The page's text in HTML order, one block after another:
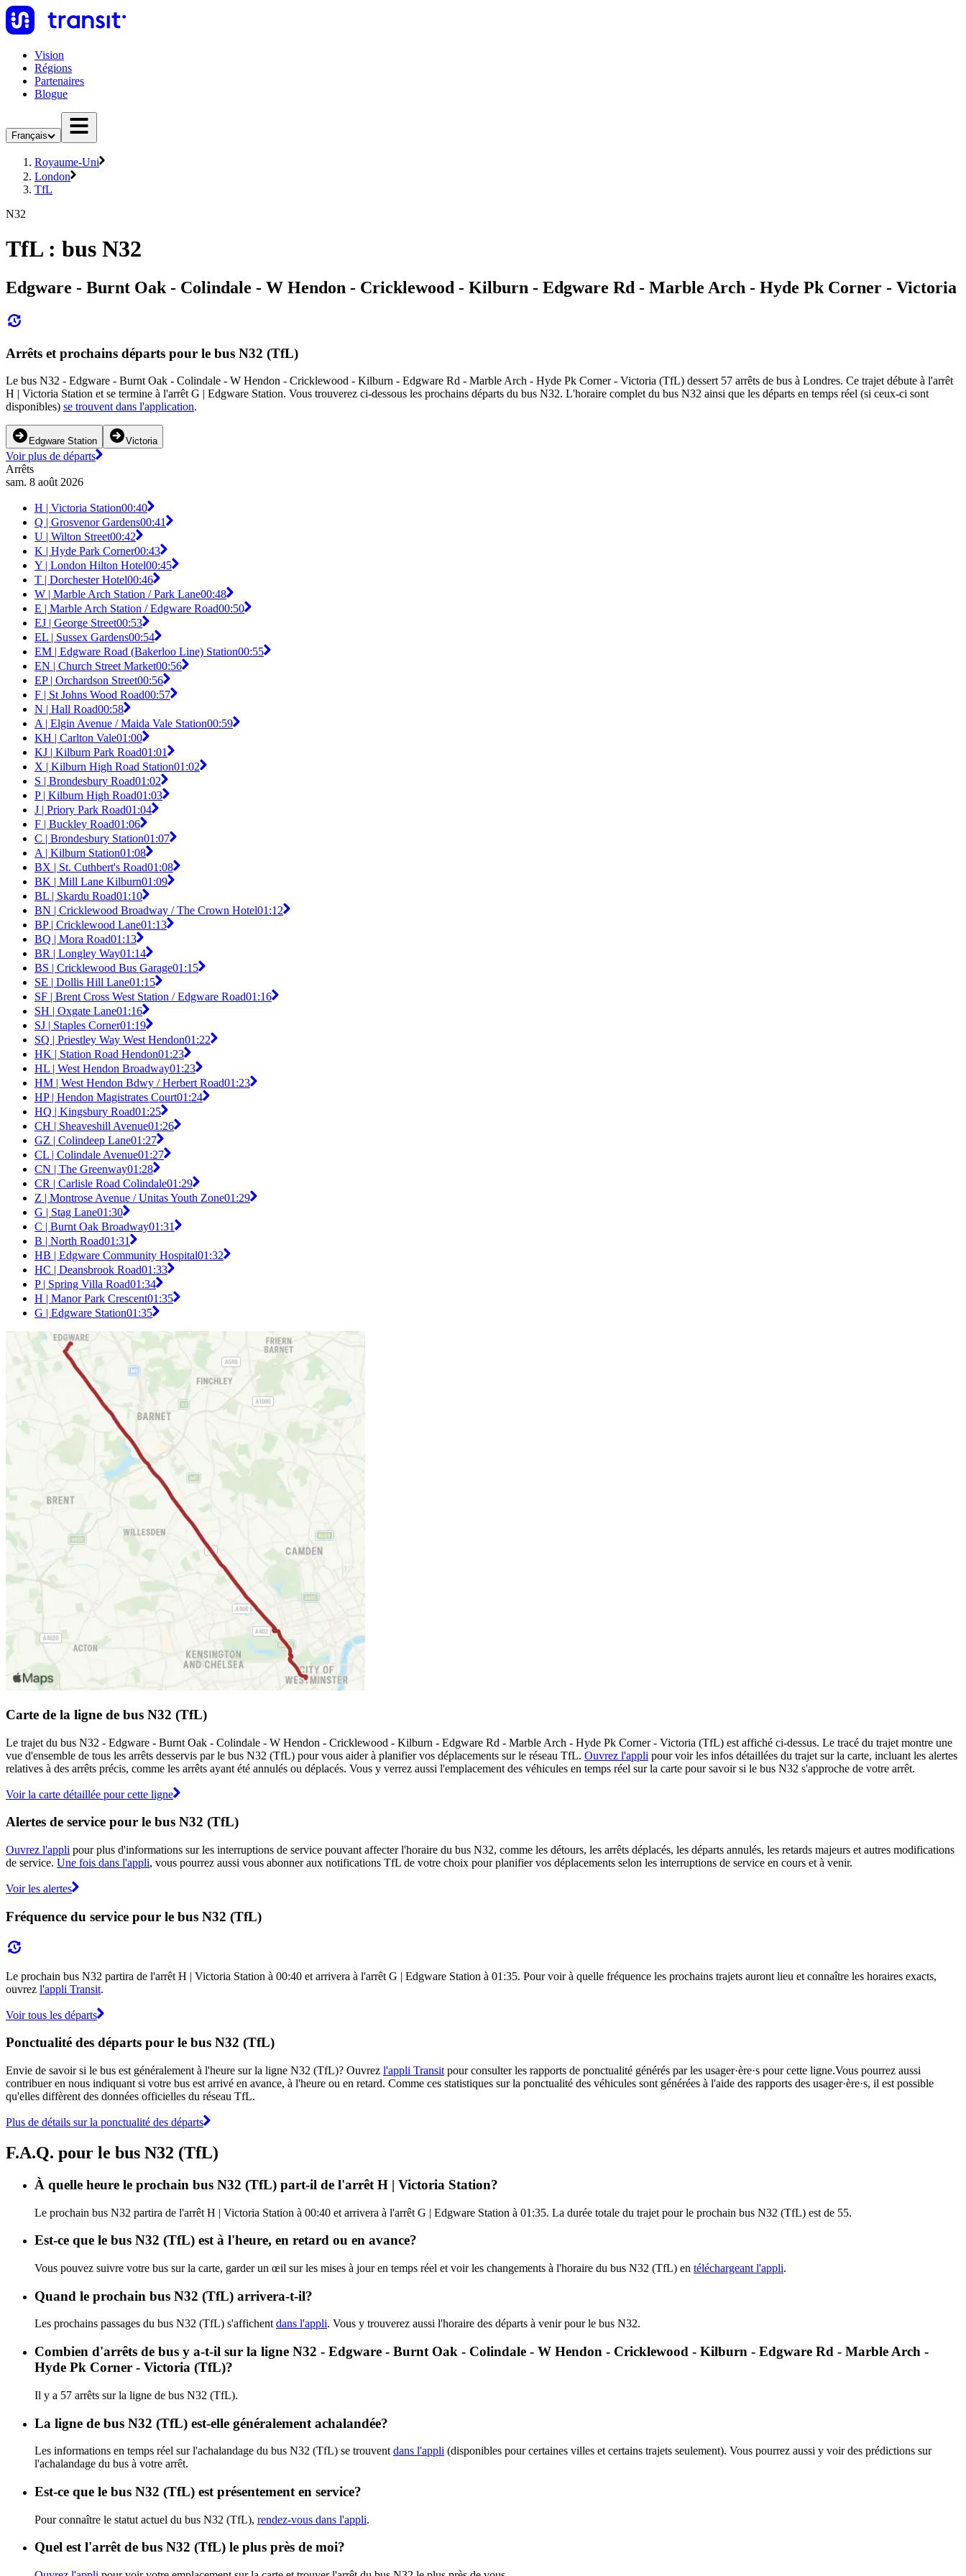
Vision
Régions
Partenaires
Blogue
Français
Royaume-Uni
London
TfL
N32
TfL : bus N32
Edgware - Burnt Oak - Colindale - W Hendon - Cricklewood - Kilburn - Edgware Rd - Marble Arch - Hyde Pk Corner - Victoria
Arrêts et prochains départs pour le bus N32 (TfL)
Le bus N32 - Edgware - Burnt Oak - Colindale - W Hendon - Cricklewood - Kilburn - Edgware Rd - Marble Arch - Hyde Pk Corner - Victoria (TfL) dessert 57 arrêts de bus à Londres. Ce trajet débute à l'arrêt
H | Victoria Station et se termine à l'arrêt G | Edgware Station. Vous trouverez ci-dessous les prochains départs du bus N32. L'horaire complet du bus N32 ainsi que les départs en temps réel (si ceux-ci sont
disponibles) se trouvent dans l'application.
Edgware Station Victoria
Voir plus de départs
Arrêts
sam. 8 août 2026
H | Victoria Station00:40
Q | Grosvenor Gardens00:41
U | Wilton Street00:42
K | Hyde Park Corner00:43
Y | London Hilton Hotel00:45
T | Dorchester Hotel00:46
W | Marble Arch Station / Park Lane00:48
E | Marble Arch Station / Edgware Road00:50
EJ | George Street00:53
EL | Sussex Gardens00:54
EM | Edgware Road (Bakerloo Line) Station00:55
EN | Church Street Market00:56
EP | Orchardson Street00:56
F | St Johns Wood Road00:57
N | Hall Road00:58
A | Elgin Avenue / Maida Vale Station00:59
KH | Carlton Vale01:00
KJ | Kilburn Park Road01:01
X | Kilburn High Road Station01:02
S | Brondesbury Road01:02
P | Kilburn High Road01:03
J | Priory Park Road01:04
F | Buckley Road01:06
C | Brondesbury Station01:07
A | Kilburn Station01:08
BX | St. Cuthbert's Road01:08
BK | Mill Lane Kilburn01:09
BL | Skardu Road01:10
BN | Cricklewood Broadway / The Crown Hotel01:12
BP | Cricklewood Lane01:13
BQ | Mora Road01:13
BR | Longley Way01:14
BS | Cricklewood Bus Garage01:15
SE | Dollis Hill Lane01:15
SF | Brent Cross West Station / Edgware Road01:16
SH | Oxgate Lane01:16
SJ | Staples Corner01:19
SQ | Priestley Way West Hendon01:22
HK | Station Road Hendon01:23
HL | West Hendon Broadway01:23
HM | West Hendon Bdwy / Herbert Road01:23
HP | Hendon Magistrates Court01:24
HQ | Kingsbury Road01:25
CH | Sheaveshill Avenue01:26
GZ | Colindeep Lane01:27
CL | Colindale Avenue01:27
CN | The Greenway01:28
CR | Carlisle Road Colindale01:29
Z | Montrose Avenue / Unitas Youth Zone01:29
G | Stag Lane01:30
C | Burnt Oak Broadway01:31
B | North Road01:31
HB | Edgware Community Hospital01:32
HC | Deansbrook Road01:33
P | Spring Villa Road01:34
H | Manor Park Crescent01:35
G | Edgware Station01:35
Carte de la ligne de bus N32 (TfL)
Le trajet du bus N32 - Edgware - Burnt Oak - Colindale - W Hendon - Cricklewood - Kilburn - Edgware Rd - Marble Arch - Hyde Pk Corner - Victoria (TfL) est affiché ci-dessus. Le tracé du trajet montre une
vue d'ensemble de tous les arrêts desservis par le bus N32 (TfL) pour vous aider à planifier vos déplacements sur le réseau TfL. Ouvrez l'appli pour voir les infos détaillées du trajet sur la carte, incluant les alertes
relatives à des arrêts précis, comme les arrêts ayant été annulés ou déplacés. Vous y verrez aussi l'emplacement des véhicules en temps réel sur la carte pour savoir si le bus N32 s'approche de votre arrêt.
Voir la carte détaillée pour cette ligne
Alertes de service pour le bus N32 (TfL)
Ouvrez l'appli pour plus d'informations sur les interruptions de service pouvant affecter l'horaire du bus N32, comme les détours, les arrêts déplacés, les départs annulés, les retards majeurs et autres modifications
de service. Une fois dans l'appli, vous pourrez aussi vous abonner aux notifications TfL de votre choix pour planifier vos déplacements selon les interruptions de service en cours et à venir.
Voir les alertes
Fréquence du service pour le bus N32 (TfL)
Le prochain bus N32 partira de l'arrêt H | Victoria Station à 00:40 et arrivera à l'arrêt G | Edgware Station à 01:35. Pour voir à quelle fréquence les prochains trajets auront lieu et connaître les horaires exacts,
ouvrez l'appli Transit.
Voir tous les départs
Ponctualité des départs pour le bus N32 (TfL)
Envie de savoir si le bus est généralement à l'heure sur la ligne N32 (TfL)? Ouvrez l'appli Transit pour consulter les rapports de ponctualité générés par les usager·ère·s pour cette ligne.Vous pourrez aussi
contribuer en nous indiquant si votre bus est arrivé en avance, à l'heure ou en retard. Comme ces statistiques sur la ponctualité des véhicules sont générées à l'aide des rapports des usager·ère·s, il est possible
qu'elles diffèrent des données officielles du réseau TfL.
Plus de détails sur la ponctualité des départs
F.A.Q. pour le bus N32 (TfL)
À quelle heure le prochain bus N32 (TfL) part-il de l'arrêt H | Victoria Station?
Le prochain bus N32 partira de l'arrêt H | Victoria Station à 00:40 et arrivera à l'arrêt G | Edgware Station à 01:35. La durée totale du trajet pour le prochain bus N32 (TfL) est de 55.
Est-ce que le bus N32 (TfL) est à l'heure, en retard ou en avance?
Vous pouvez suivre votre bus sur la carte, garder un œil sur les mises à jour en temps réel et voir les changements à l'horaire du bus N32 (TfL) en téléchargeant l'appli.
Quand le prochain bus N32 (TfL) arrivera-t-il?
Les prochains passages du bus N32 (TfL) s'affichent dans l'appli. Vous y trouverez aussi l'horaire des départs à venir pour le bus N32.
Combien d'arrêts de bus y a-t-il sur la ligne N32 - Edgware - Burnt Oak - Colindale - W Hendon - Cricklewood - Kilburn - Edgware Rd - Marble Arch -
Hyde Pk Corner - Victoria (TfL)?
Il y a 57 arrêts sur la ligne de bus N32 (TfL).
La ligne de bus N32 (TfL) est-elle généralement achalandée?
Les informations en temps réel sur l'achalandage du bus N32 (TfL) se trouvent dans l'appli (disponibles pour certaines villes et certains trajets seulement). Vous pourrez aussi y voir des prédictions sur
l'achalandage du bus à votre arrêt.
Est-ce que le bus N32 (TfL) est présentement en service?
Pour connaître le statut actuel du bus N32 (TfL), rendez-vous dans l'appli.
Quel est l'arrêt de bus N32 (TfL) le plus près de moi?